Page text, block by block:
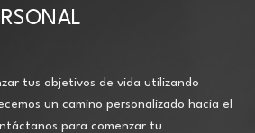
tus objetivos de vida utilizando
un camino personalizado hacia el
para comenzar tu